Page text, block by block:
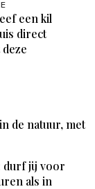
een kil
direct
de natuur, met
durf jij voor
als in